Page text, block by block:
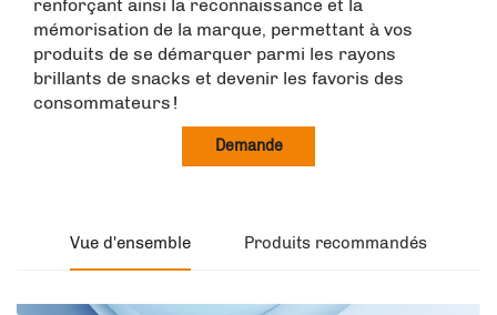
renforçant ainsi la reconnaissance et la
mémorisation de la marque, permettant à vos
produits de se démarquer parmi les rayons
brillants de snacks et devenir les favoris des
consommateurs !
Demande
Vue d'ensemble Produits recommandés